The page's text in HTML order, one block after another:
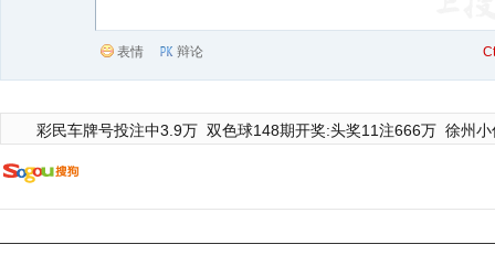
表情 辩论
彩民车牌号投注中3.9万 双色球148期开奖:头奖11注666万 徐州